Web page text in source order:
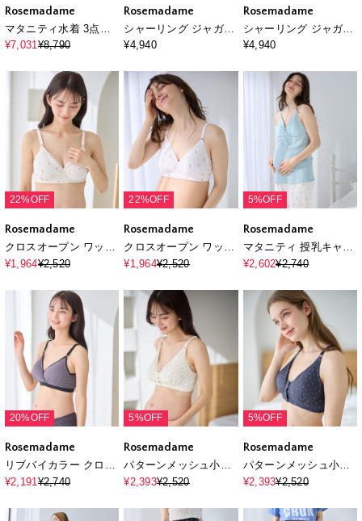
Rosemadame
マタニティ水着 3点セ
ット｜体型カバー タン
き 産前産後対応
¥7,031¥8,790
Rosemadame
シャーリング ジャガー
ドパジャマ(産前・産後
服 ルームウェア 上下セ
ット)
¥4,940
Rosemadame
シャーリング ジャガー
ドパジャマ(産前・産後
服 ルームウェア 上下セ
¥4,940
22%OFF
Rosemadame
クロスオープン ワッフ
ル風 アイス柄 ｜マタニ
ヤー産前産後対応
¥1,964¥2,520
22%OFF
Rosemadame
クロスオープン ワッフ
ル風 アイス柄 ｜マタニ
ヤー産前産後対応
¥1,964¥2,520
5%OFF
Rosemadame
マタニティ 授乳キャミ
ソール｜ふくれジャガ
プ付き 産前産後対応
¥2,602¥2,740
20%OFF
Rosemadame
リブバイカラー クロス
オープン授乳ブラジャ
¥2,191 ¥2,740
5%OFF
Rosemadame
パターンメッシュ小花
柄 授乳ブラジャー
¥2,393¥2,520
5%OFF
Rosemadame
パターンメッシュ小花
柄 授乳ブラジャー
¥2,393¥2,520